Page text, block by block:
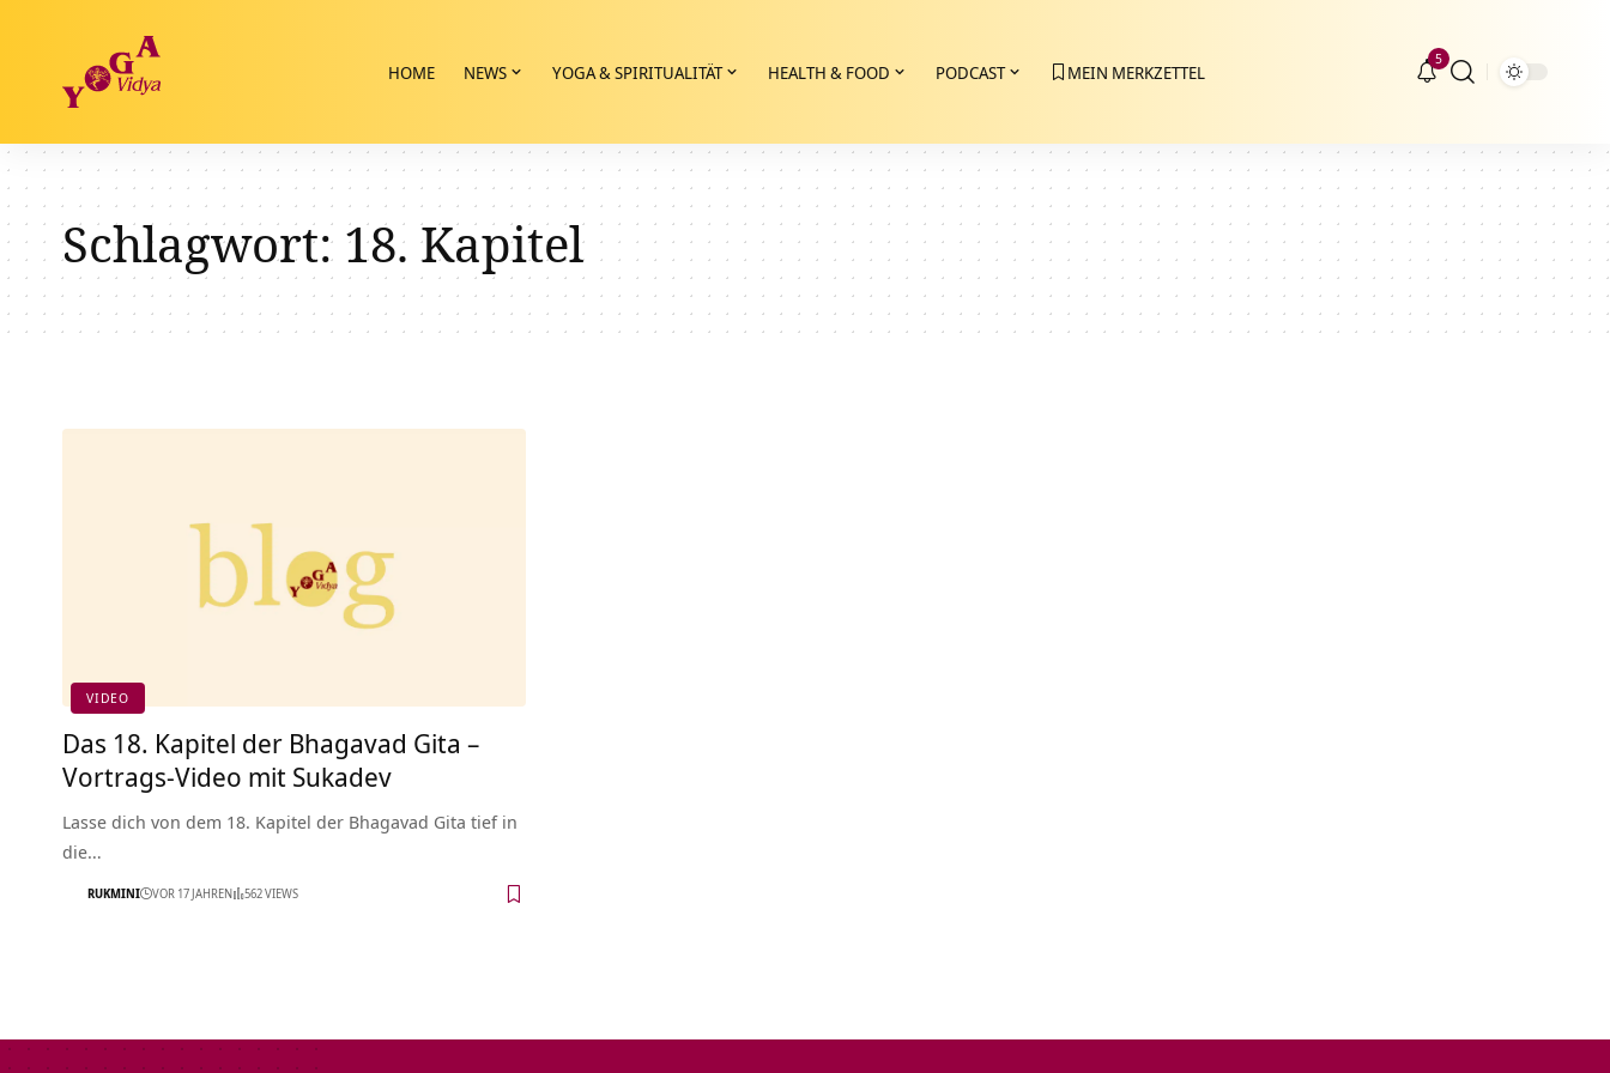
HOME NEWS YOGA & SPIRITUALITÄT HEALTH & FOOD PODCAST MEIN MERKZETTEL
5
Schlagwort: 18. Kapitel
VIDEO
Das 18. Kapitel der Bhagavad Gita –
Vortrags-Video mit Sukadev
Lasse dich von dem 18. Kapitel der Bhagavad Gita tief in
die…
RUKMINI VOR 17 JAHREN 562 VIEWS